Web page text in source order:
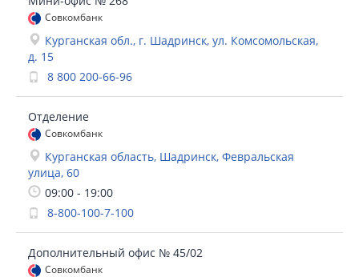
Совкомбанк
Курганская обл., г. Шадринск, ул. Комсомольская,
д. 15
8 800 200-66-96
Отделение
Совкомбанк
Курганская область, Шадринск, Февральская
улица, 60
09:00 - 19:00
8-800-100-7-100
Дополнительный офис № 45/02
Совкомбанк